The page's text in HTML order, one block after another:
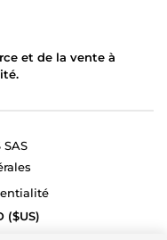
et de la vente à
SAS
($US)